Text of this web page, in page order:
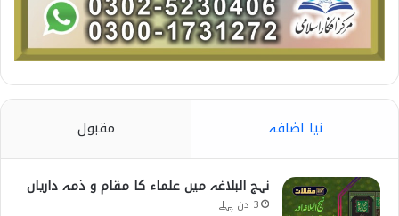
نیا اضافہ مقبول
نہج البلاغہ میں علماء کا مقام و ذمہ داریاں
3 دن پہلے